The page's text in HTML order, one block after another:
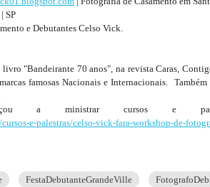
SP
e Debutantes Celso Vick.
"Bandeirante 70 anos", na revista Caras,
famosas Nacionais e Internacionais.
a ministrar cursos e
e-palestras/celso-vick-fara-workshop-de-
FestaDebutanteGrandeVille